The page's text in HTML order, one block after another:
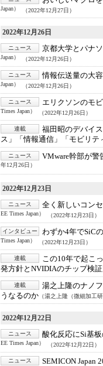
Japan） （2022年12月27日）
2022年12月26日
ニュース 京都大学とパナソ
Japan） （2022年12月26日）
ニュース 情報伝送量の大
Japan） （2022年12月26日）
ニュース エリクソンのモ
Times Japan） （2022年12月26日）
連載 福田昭のデバイ
ス」「情報通信」「モビリテ
ニュース VMware幹部が警
年12月26日）
2022年12月23日
ニュース 全く新しいコン
EE Times Japan） （2022年12月23日）
インタビュー わずか4年でSiC
Times Japan） （2022年12月23日）
連載 この10年で起こ
発方針とNVIDIAのチップ検証
連載 湯之上隆のナノ
うなるのか （湯之上隆（微細加工
2022年12月22日
ニュース 酸化反応にSi基
EE Times Japan） （2022年12月22日）
ニュース SEMICON Japan